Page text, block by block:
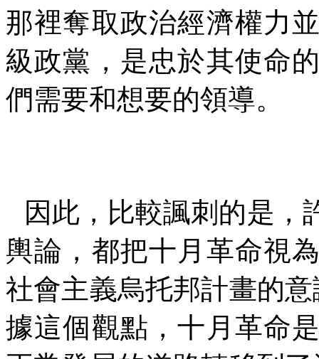
那裡奪取政治經濟權力
級政黨，是忠於其使命
們需要和想要的領導。
因此，比較諷刺的是，
輿論，都把十月革命視
社會主義烏托邦計畫的
據這個觀點，十月革命